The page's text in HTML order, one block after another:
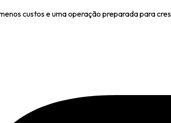
custos e uma operação preparada para